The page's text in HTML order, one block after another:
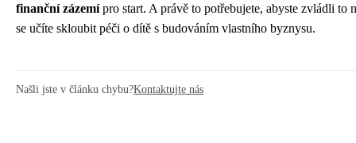
finanční zázemípro start. A právě to potřebujete, abyste zvládli to
se učíte skloubit péči o dítě s budováním vlastního byznysu.
Našli jste v článku chybu?Kontaktujte nás